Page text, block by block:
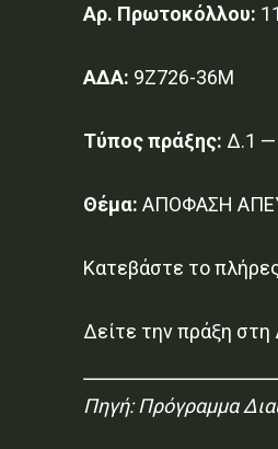
Αρ. Πρωτοκόλλου:
ΑΔΑ: 9Ζ726-36Μ
Τύπος πράξης: Δ.1 —
Θέμα: ΑΠΟΦΑΣΗ
Κατεβάστε το
Δείτε την πράξη στη
Πηγή:Πρόγραμμα